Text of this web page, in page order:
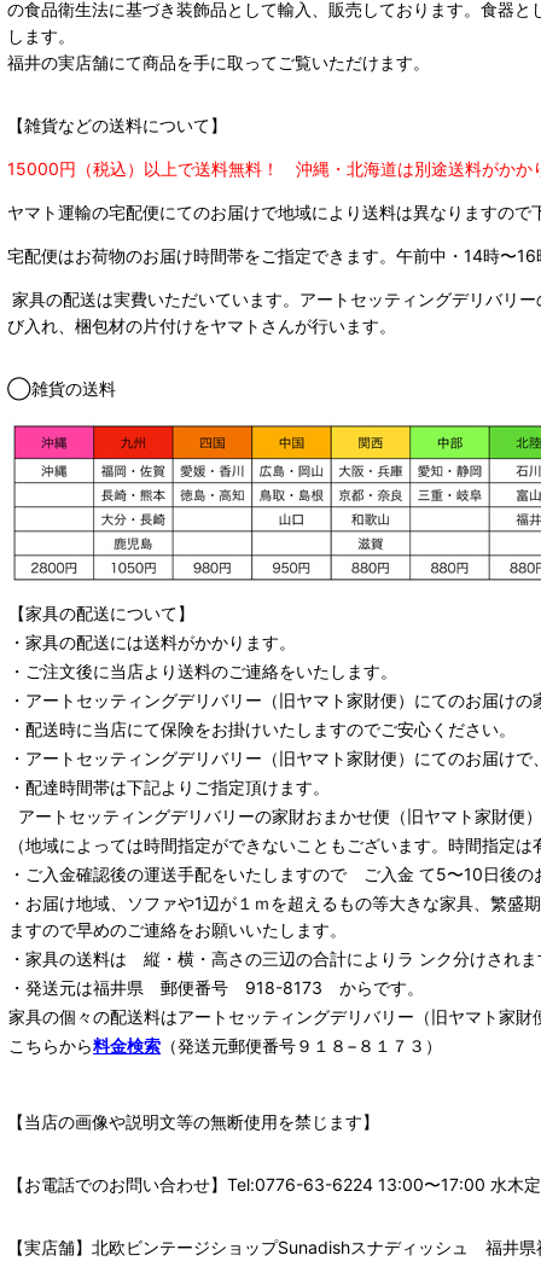
の食品衛生法に基づき装飾品として輸入、販売しております。食器
します。
福井の実店舗にて商品を手に取ってご覧いただけます。
【雑貨などの送料について】
15000円（税込）以上で送料無料！ 沖縄・北海道は別途送料がかか
ヤマト運輸の宅配便にてのお届けで地域により送料は異なりますので
宅配便はお荷物のお届け時間帯をご指定できます。 午前中・14時〜
家具の配送は実費いただいています。アートセッティングデリバリ
び入れ、梱包材の片付けをヤマトさんが行います。
◯雑貨の送料
【家具の配送について】
・家具の配送には送料がかかります。
・ご注文後に当店より送料のご連絡をいたします。
・ アートセッティングデリバリー （旧ヤマト家財便） にてのお届けの
・配送時に当店にて保険をお掛けいたしますのでご安心ください。
・ アートセッティングデリバリー （旧ヤマト家財便） にてのお届けで
・配達時間帯は下記よりご指定頂けます。
アートセッティングデリバリーの家財おまかせ便 （旧ヤマト家財便
（地域によっては時間指定ができないこともございます。時間指定
・ご入金確認後の運送手配をいたしますので ご入金 て5〜10日後の
・お届け地域、ソファや1辺が１ｍを超えるもの等大きな家具、繁
ますので早めのご連絡をお願いいたします。
・家具の送料は 縦・横・高さの三辺の合計によりラ ンク分けされま
・発送元は福井県 郵便番号 918-8173 からです。
家具の個々の配送料はアートセッティングデリバリー （旧ヤマト家財
こちらから料金検索 （発送元郵便番号９１８−８１７３）
【当店の画像や説明文等の無断使用を禁じます】
【お電話でのお問い合わせ】Tel:0776-63-6224 13:00〜17:00 水木
【実店舗】北欧ビンテージショップSunadishスナディッシュ 福井